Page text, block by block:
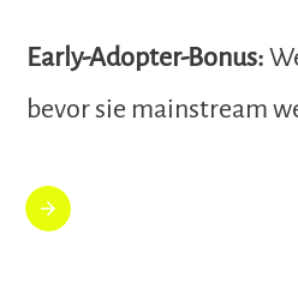
Early-Adopter-Bonus:
bevor sie mainstream